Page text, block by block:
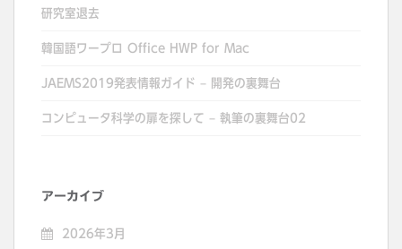
研究室退去
韓国語ワープロ Office HWP for Mac
JAEMS2019発表情報ガイド – 開発の裏舞台
コンピュータ科学の扉を探して – 執筆の裏舞台02
アーカイブ
2026年3月